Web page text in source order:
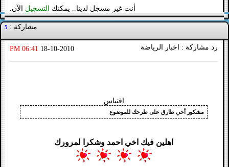
أنت غير مسجل لدينا.. يمكنك التسجيل الآن.
مشاركة : 5
رد مشاركة : اخبار الرياضة 18-10-2010
06:41 PM
اقتباس
مشكور أخي طارق على طرحك للموضوع
اهلين فيك اخي احمد وشكرا لمرورك